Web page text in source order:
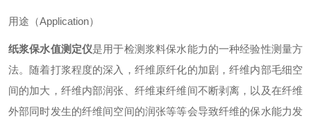
用途（Application）
纸浆保水值测定仪是用于检测浆料保水能力的一种经验性测量方
法。随着打浆程度的深入，纤维原纤化的加剧，纤维内部毛细空
间的加大，纤维内部润张、纤维束纤维间不断剥离，以及在纤维
外部同时发生的纤维间空间的润张等等会导致纤维的保水能力发